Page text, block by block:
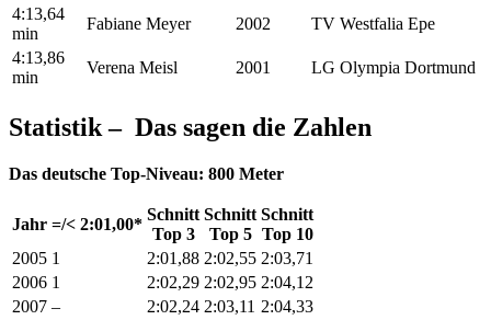
4:13,64
min
Fabiane Meyer 2002
TV Westfalia Epe
4:13,86
min
Verena Meisl 2001 LG Olympia Dortmund
Statistik – Das sagen die Zahlen
Das deutsche Top-Niveau: 800 Meter
Jahr =/< 2:01,00*
Schnitt
Top 3
Schnitt
Top 5
Schnitt
Top 10
2005 1 2:01,88 2:02,55 2:03,71
2006 1 2:02,29 2:02,95 2:04,12
2007 – 2:02,24 2:03,11 2:04,33